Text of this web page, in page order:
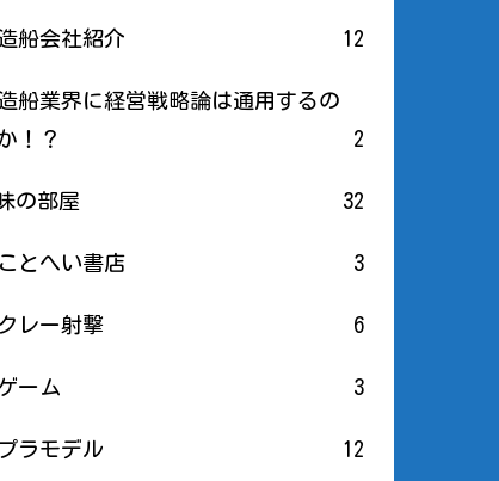
船会社紹介 12
船業界に経営戦略論は通用するの
！？
2
の部屋 32
ことへい書店 3
クレー射撃 6
ーム 3
プラモデル 12